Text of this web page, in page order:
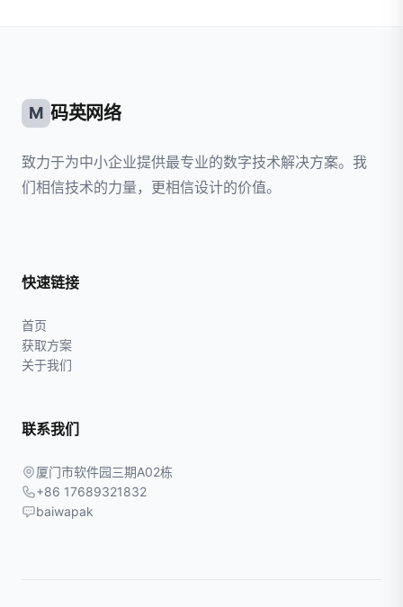
M 码英网络
致力于为中小企业提供最专业的数字技术解决方案。我
们相信技术的力量，更相信设计的价值。
快速链接
首页
获取方案
关于我们
联系我们
厦门市软件园三期A02栋
+86 17689321832
baiwapak